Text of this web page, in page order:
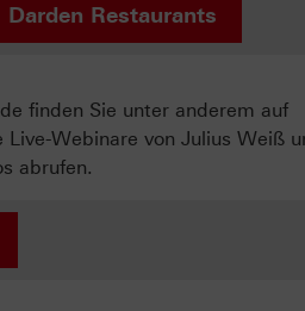
Darden Restaurants
finden Sie unter anderem auf
Webinare von Julius Weiß
abrufen.